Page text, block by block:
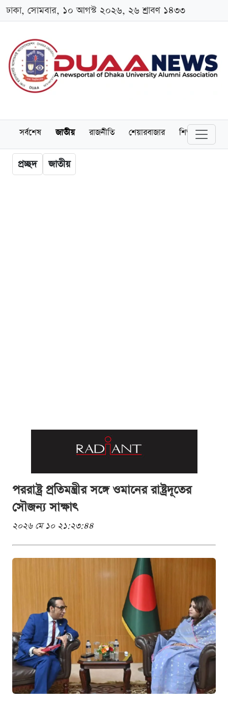
ঢাকা, সোমবার, ১০ আগস্ট ২০২৬, ২৬ শ্রাবণ ১৪৩৩
সর্বশেষ জাতীয় রাজনীতি শেয়ারবাজার শিক্ষা
প্রচ্ছদ জাতীয়
পররাষ্ট্র প্রতিমন্ত্রীর সঙ্গে ওমানের রাষ্ট্রদূতের
সৌজন্য সাক্ষাৎ
২০২৬ মে ১০ ২১:২৩:৪৪